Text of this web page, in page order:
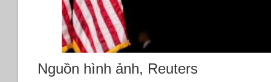
Nguồn hình ảnh, Reuters